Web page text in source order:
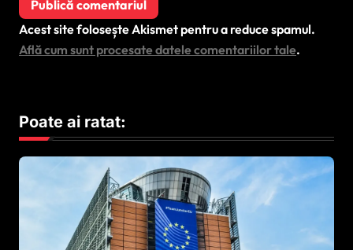
Acest site folosește Akismet pentru a reduce spamul.
Află cum sunt procesate datele comentariilor tale.
Poate ai ratat: